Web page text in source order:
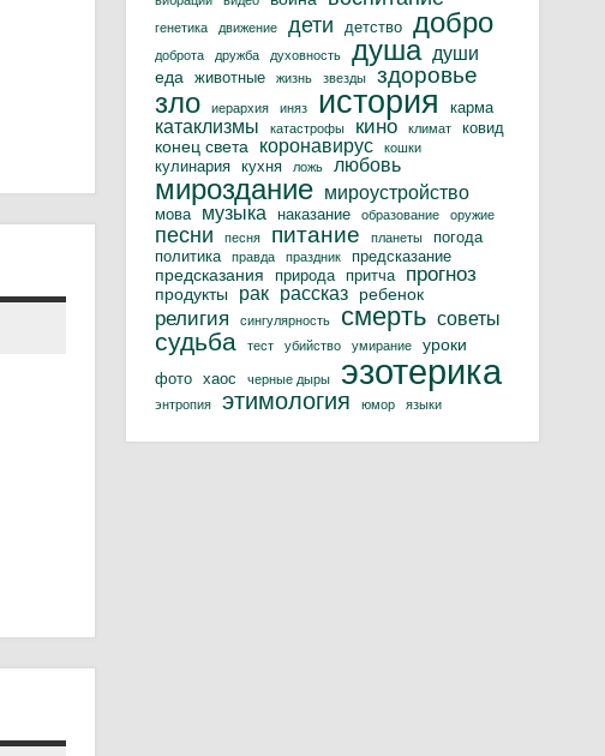
генетика движение дети детство добро
доброта дружба духовность душа души
еда животные жизнь звезды здоровье
зло иерархия иняз история карма
катаклизмы катастрофы кино климат ковид
конец света коронавирус кошки
кулинария кухня ложь любовь
мироздание мироустройство
мова музыка наказание образование оружие
песни песня питание планеты
погода
политика
правда праздник предсказание
предсказания природа притча прогноз
продукты рак рассказ ребенок
религия сингулярность смерть советы
судьба тест убийство умирание уроки
фото хаос черные дыры эзотерика
энтропия этимология юмор языки